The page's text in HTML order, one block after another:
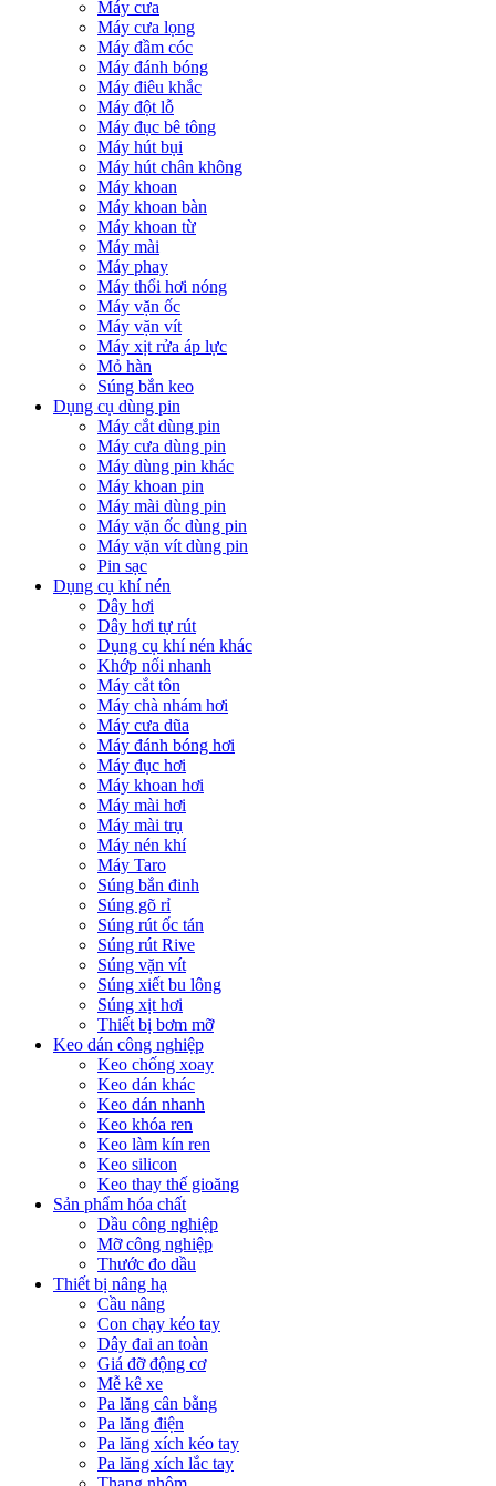
Máy cưa
Máy cưa lọng
Máy đầm cóc
Máy đánh bóng
Máy điêu khắc
Máy đột lỗ
Máy đục bê tông
Máy hút bụi
Máy hút chân không
Máy khoan
Máy khoan bàn
Máy khoan từ
Máy mài
Máy phay
Máy thổi hơi nóng
Máy vặn ốc
Máy vặn vít
Máy xịt rửa áp lực
Mỏ hàn
Súng bắn keo
Dụng cụ dùng pin
Máy cắt dùng pin
Máy cưa dùng pin
Máy dùng pin khác
Máy khoan pin
Máy mài dùng pin
Máy vặn ốc dùng pin
Máy vặn vít dùng pin
Pin sạc
Dụng cụ khí nén
Dây hơi
Dây hơi tự rút
Dụng cụ khí nén khác
Khớp nối nhanh
Máy cắt tôn
Máy chà nhám hơi
Máy cưa dũa
Máy đánh bóng hơi
Máy đục hơi
Máy khoan hơi
Máy mài hơi
Máy mài trụ
Máy nén khí
Máy Taro
Súng bắn đinh
Súng gõ rỉ
Súng rút ốc tán
Súng rút Rive
Súng vặn vít
Súng xiết bu lông
Súng xịt hơi
Thiết bị bơm mỡ
Keo dán công nghiệp
Keo chống xoay
Keo dán khác
Keo dán nhanh
Keo khóa ren
Keo làm kín ren
Keo silicon
Keo thay thế gioăng
Sản phẩm hóa chất
Dầu công nghiệp
Mỡ công nghiệp
Thước đo dầu
Thiết bị nâng hạ
Cầu nâng
Con chạy kéo tay
Dây đai an toàn
Giá đỡ động cơ
Mễ kê xe
Pa lăng cân bằng
Pa lăng điện
Pa lăng xích kéo tay
Pa lăng xích lắc tay